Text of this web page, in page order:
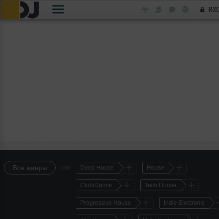
Все жанры Deep House House
Club/Dance Tech House
Progressive House Indie Electronic